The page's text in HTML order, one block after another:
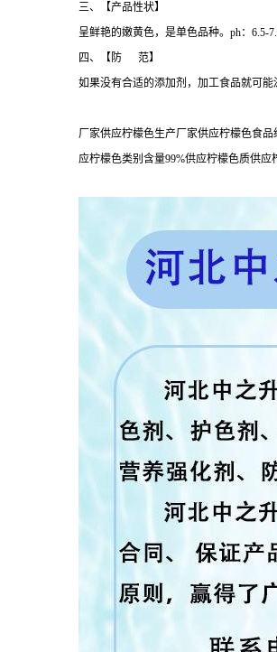
三、【产品性状】
呈鲜艳的嫩黄色，是单色品种。ph：6.5-
四、【防 范】
如果没有合适的添加剂，加工食品就可
厂家供应柠檬色生产厂家供应柠檬色食
应柠檬色类别含量99%供应柠檬色质供